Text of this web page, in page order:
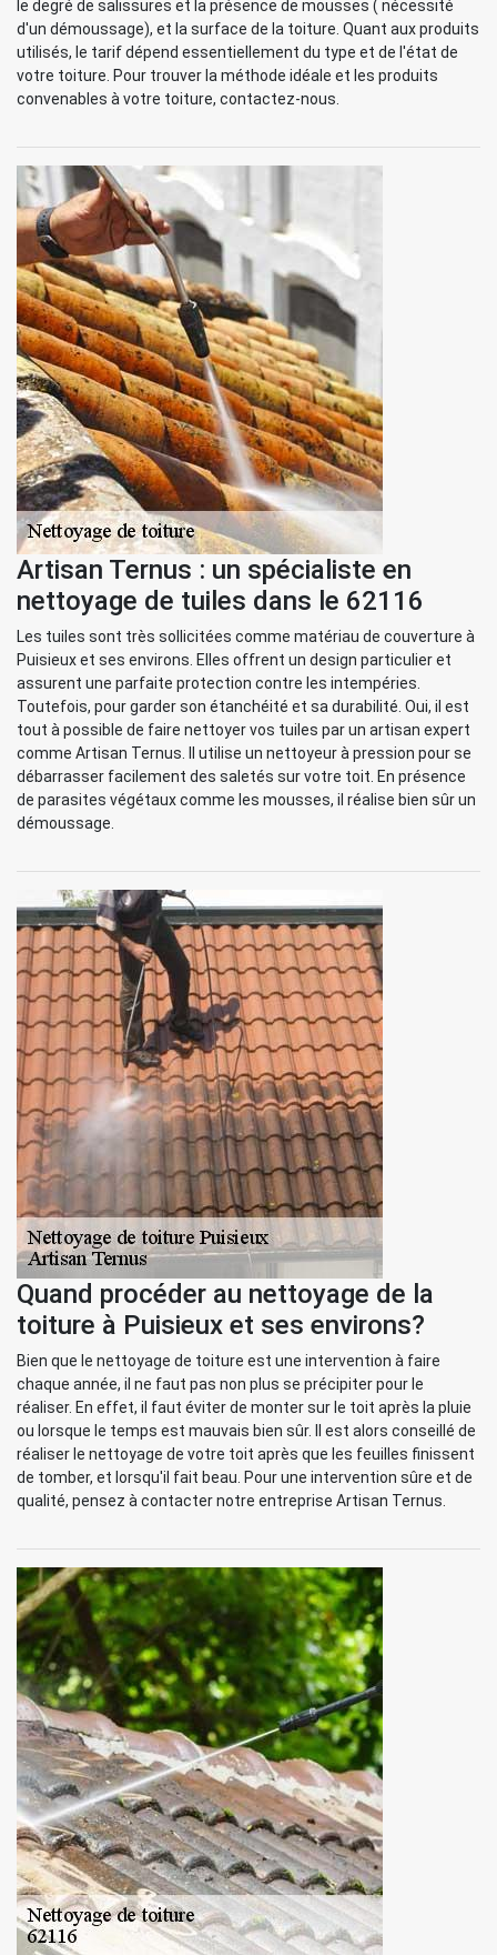
le degré de salissures et la présence de mousses ( nécessité
d'un démoussage), et la surface de la toiture. Quant aux produits
utilisés, le tarif dépend essentiellement du type et de l'état de
votre toiture. Pour trouver la méthode idéale et les produits
convenables à votre toiture, contactez-nous.
Artisan Ternus : un spécialiste en
nettoyage de tuiles dans le 62116
Les tuiles sont très sollicitées comme matériau de couverture à
Puisieux et ses environs. Elles offrent un design particulier et
assurent une parfaite protection contre les intempéries.
Toutefois, pour garder son étanchéité et sa durabilité. Oui, il est
tout à possible de faire nettoyer vos tuiles par un artisan expert
comme Artisan Ternus. Il utilise un nettoyeur à pression pour se
débarrasser facilement des saletés sur votre toit. En présence
de parasites végétaux comme les mousses, il réalise bien sûr un
démoussage.
Quand procéder au nettoyage de la
toiture à Puisieux et ses environs?
Bien que le nettoyage de toiture est une intervention à faire
chaque année, il ne faut pas non plus se précipiter pour le
réaliser. En effet, il faut éviter de monter sur le toit après la pluie
ou lorsque le temps est mauvais bien sûr. Il est alors conseillé de
réaliser le nettoyage de votre toit après que les feuilles finissent
de tomber, et lorsqu'il fait beau. Pour une intervention sûre et de
qualité, pensez à contacter notre entreprise Artisan Ternus.